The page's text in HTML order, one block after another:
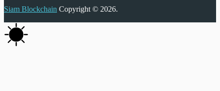
Siam Blockchain Copyright © 2026.